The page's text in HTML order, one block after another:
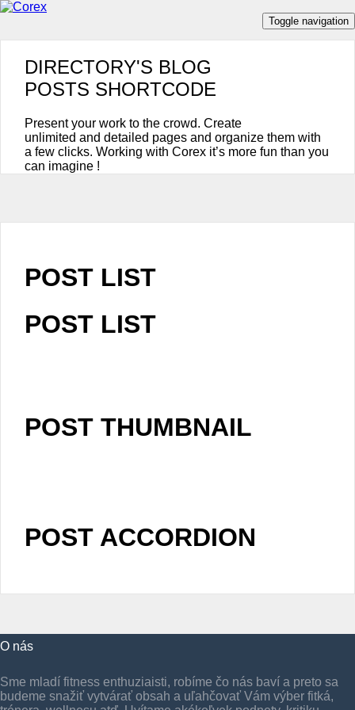
Toggle navigation
DIRECTORY'S BLOG
POSTS SHORTCODE
Present your work to the crowd. Create
unlimited and detailed pages and organize them with
a few clicks. Working with Corex it’s more fun than you
can imagine !
POST LIST
POST LIST
POST THUMBNAIL
POST ACCORDION
O nás
Sme mladí fitness enthuziaisti, robíme čo nás baví a preto sa
budeme snažiť vytvárať obsah a uľahčovať Vám výber fitká,